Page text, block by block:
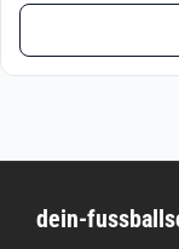
€82.46
Produkt
auf.
dein-